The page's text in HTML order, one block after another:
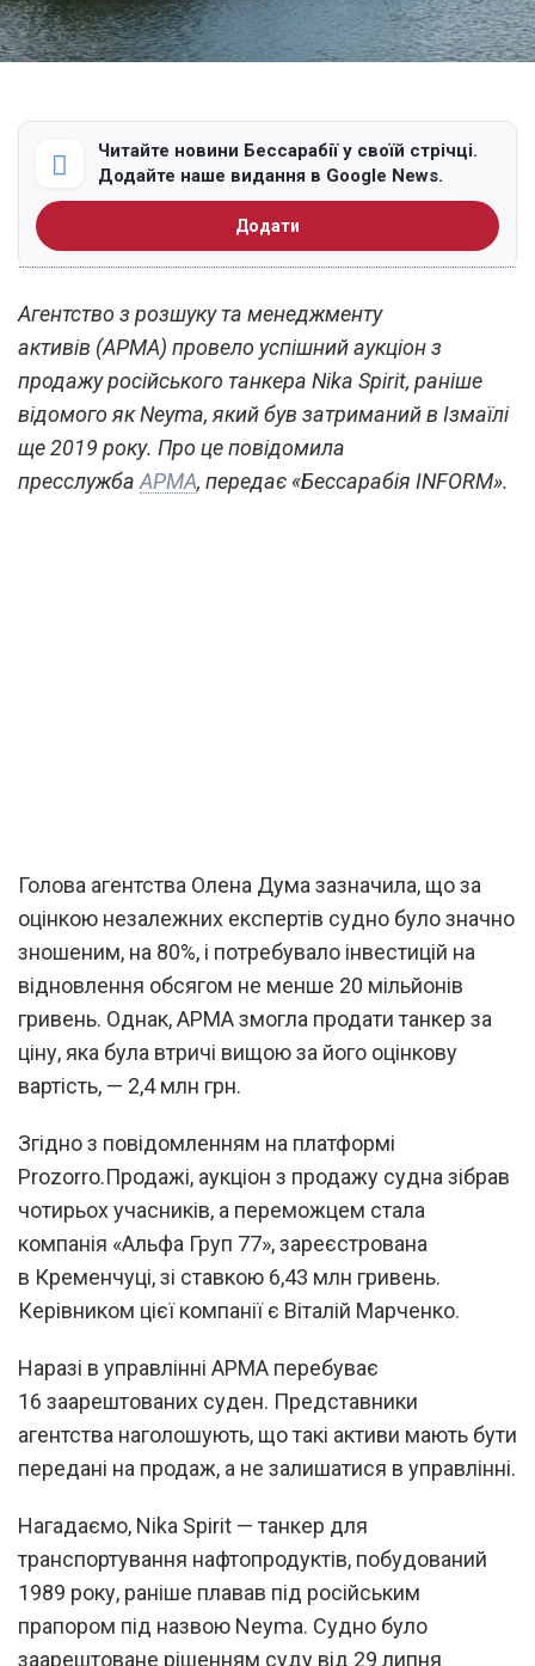
Читайте новини Бессарабії у своїй стрічці.
Додайте наше видання в Google News.
Додати
Агентство з розшуку та менеджменту
активів (АРМА) провело успішний аукціон з
продажу російського танкера Nika Spirit, раніше
відомого як Neyma, який був затриманий в Ізмаїлі
ще 2019 року. Про це повідомила
пресслужба АРМА, передає «Бессарабія INFORM».
Голова агентства Олена Дума зазначила, що за
оцінкою незалежних експертів судно було значно
зношеним, на 80%, і потребувало інвестицій на
відновлення обсягом не менше 20 мільйонів
гривень. Однак, АРМА змогла продати танкер за
ціну, яка була втричі вищою за його оцінкову
вартість, — 2,4 млн грн.
Згідно з повідомленням на платформі
Prozorro.Продажі, аукціон з продажу судна зібрав
чотирьох учасників, а переможцем стала
компанія «Альфа Груп 77», зареєстрована
в Кременчуці, зі ставкою 6,43 млн гривень.
Керівником цієї компанії є Віталій Марченко.
Наразі в управлінні АРМА перебуває
16 заарештованих суден. Представники
агентства наголошують, що такі активи мають бути
передані на продаж, а не залишатися в управлінні.
Нагадаємо, Nika Spirit — танкер для
транспортування нафтопродуктів, побудований
1989 року, раніше плавав під російським
прапором під назвою Neyma. Судно було
заарештоване рішенням суду від 29 липня